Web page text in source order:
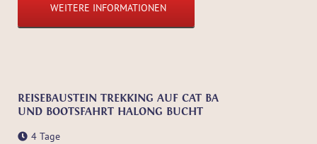
WEITERE INFORMATIONEN
REISEBAUSTEIN TREKKING AUF CAT BA
UND BOOTSFAHRT HALONG BUCHT
4 Tage